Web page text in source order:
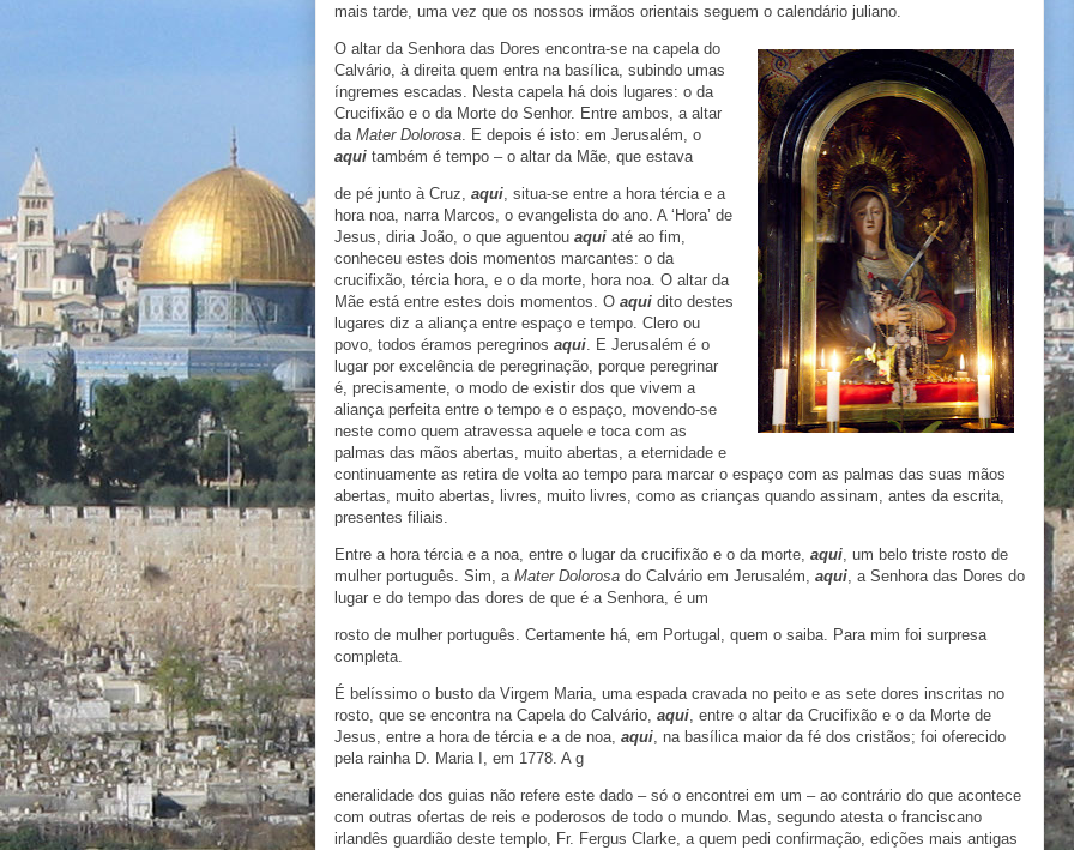
mais tarde, uma vez que os nossos irmãos orientais seguem o calendário juliano.
O altar da Senhora das Dores encontra-se na capela do
Calvário, à direita quem entra na basílica, subindo umas
íngremes escadas. Nesta capela há dois lugares: o da
Crucifixão e o da Morte do Senhor. Entre ambos, a altar
da Mater Dolorosa. E depois é isto: em Jerusalém, o
aqui também é tempo – o altar da Mãe, que estava
de pé junto à Cruz, aqui, situa-se entre a hora tércia e a
hora noa, narra Marcos, o evangelista do ano. A ‘Hora’ de
Jesus, diria João, o que aguentou aqui até ao fim,
conheceu estes dois momentos marcantes: o da
crucifixão, tércia hora, e o da morte, hora noa. O altar da
Mãe está entre estes dois momentos. O aqui dito destes
lugares diz a aliança entre espaço e tempo. Clero ou
povo, todos éramos peregrinos aqui. E Jerusalém é o
lugar por excelência de peregrinação, porque peregrinar
é, precisamente, o modo de existir dos que vivem a
aliança perfeita entre o tempo e o espaço, movendo-se
neste como quem atravessa aquele e toca com as
palmas das mãos abertas, muito abertas, a eternidade e
continuamente as retira de volta ao tempo para marcar o espaço com as palmas das suas mãos
abertas, muito abertas, livres, muito livres, como as crianças quando assinam, antes da escrita,
presentes filiais.
Entre a hora tércia e a noa, entre o lugar da crucifixão e o da morte, aqui, um belo triste rosto de
mulher português. Sim, a Mater Dolorosa do Calvário em Jerusalém, aqui, a Senhora das Dores do
lugar e do tempo das dores de que é a Senhora, é um
rosto de mulher português. Certamente há, em Portugal, quem o saiba. Para mim foi surpresa
completa.
É belíssimo o busto da Virgem Maria, uma espada cravada no peito e as sete dores inscritas no
rosto, que se encontra na Capela do Calvário, aqui, entre o altar da Crucifixão e o da Morte de
Jesus, entre a hora de tércia e a de noa, aqui, na basílica maior da fé dos cristãos; foi oferecido
pela rainha D. Maria I, em 1778. A g
eneralidade dos guias não refere este dado – só o encontrei em um – ao contrário do que acontece
com outras ofertas de reis e poderosos de todo o mundo. Mas, segundo atesta o franciscano
irlandês guardião deste templo, Fr. Fergus Clarke, a quem pedi confirmação, edições mais antigas